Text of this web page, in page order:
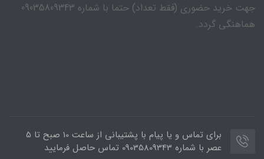
جهت خرید حضوری (فقط تعداد) حتما با شماره 09035809343
هماهنگی گردد.
برای تماس و یا پیام با پشتیبانی از ساعت 10 صبح تا 5
عصر با شماره 09035809343 تماس حاصل فرمایید